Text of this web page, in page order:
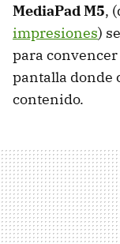
MediaPad M5,
impresiones)
para
pantalla donde
contenido.